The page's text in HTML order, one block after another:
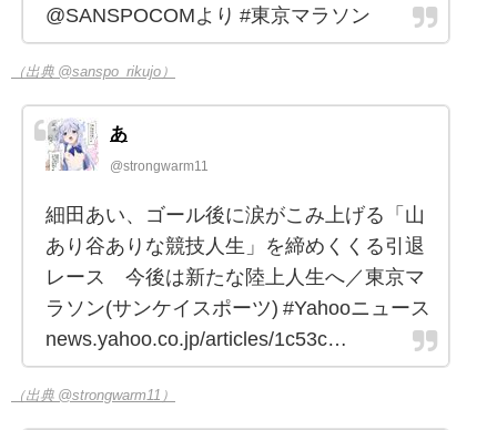
@SANSPOCOMより #東京マラソン
（出典 @sanspo_rikujo）
あ
@strongwarm11
細田あい、ゴール後に涙がこみ上げる「山
あり谷ありな競技人生」を締めくくる引退
レース 今後は新たな陸上人生へ／東京マ
ラソン(サンケイスポーツ) #Yahooニュース
news.yahoo.co.jp/articles/1c53c…
（出典 @strongwarm11）